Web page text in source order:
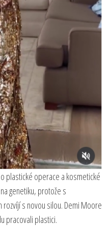
plastické operace a kosmetické
genetiku, protože s
s novou silou. Demi Moore
pracovali plastici.